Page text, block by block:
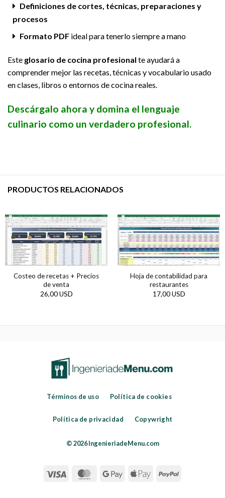
Definiciones de cortes, técnicas, preparaciones y
procesos
Formato PDFideal para tenerlo siempre a mano
Este glosario de cocina profesional te ayudará a
comprender mejor las recetas, técnicas y vocabulario usado
en clases, libros o entornos de cocina reales.
Descárgalo ahora y domina el lenguaje
culinario como un verdadero profesional.
PRODUCTOS RELACIONADOS
Costeo de recetas + Precios
de venta
26,00 USD
Hoja de contabilidad para
restaurantes
17,00 USD
Términos de uso Política de cookies
Política de privacidad Copywright
© 2026 IngenieriadeMenu.com